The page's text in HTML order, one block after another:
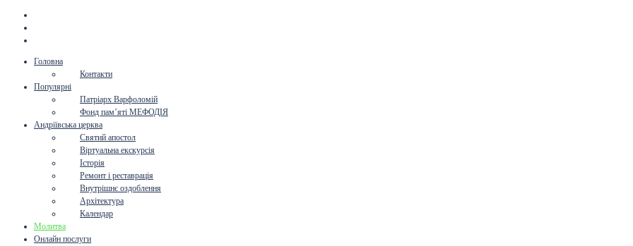
Головна
Контакти
Популярні
Патріарх Варфоломій
Фонд пам’яті МЕФОДІЯ
Андріївська церква
Святий апостол
Віртуальна екскурсія
Історія
Ремонт і реставрація
Внутрішнє оздоблення
Архітектура
Календар
Молитва
Онлайн послуги